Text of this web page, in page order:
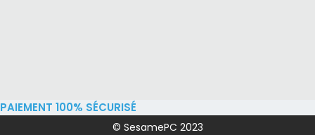
PAIEMENT 100% SÉCURISÉ
© SesamePC 2023